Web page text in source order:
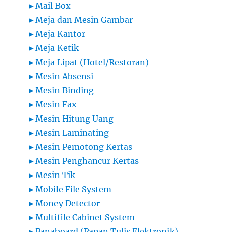
►Mail Box
►Meja dan Mesin Gambar
►Meja Kantor
►Meja Ketik
►Meja Lipat (Hotel/Restoran)
►Mesin Absensi
►Mesin Binding
►Mesin Fax
►Mesin Hitung Uang
►Mesin Laminating
►Mesin Pemotong Kertas
►Mesin Penghancur Kertas
►Mesin Tik
►Mobile File System
►Money Detector
►Multifile Cabinet System